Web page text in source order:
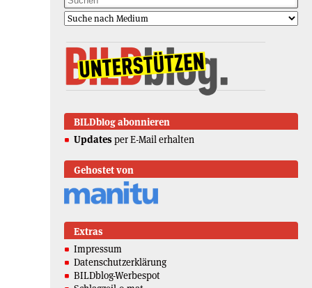
BILDblog abonnieren
Updates per E-Mail erhalten
Gehostet von
Extras
Impressum
Datenschutzerklärung
BILDblog-Werbespot